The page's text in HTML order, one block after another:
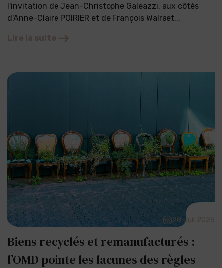
l'invitation de Jean-Christophe Galeazzi, aux côtés
d'Anne-Claire POIRIER et de François Walraet...
Lire la suite
28 Juil 2026
Biens recyclés et remanufacturés :
l’OMD pointe les lacunes des règles